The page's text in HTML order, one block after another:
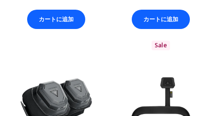
カートに追加 カートに追加
Sale